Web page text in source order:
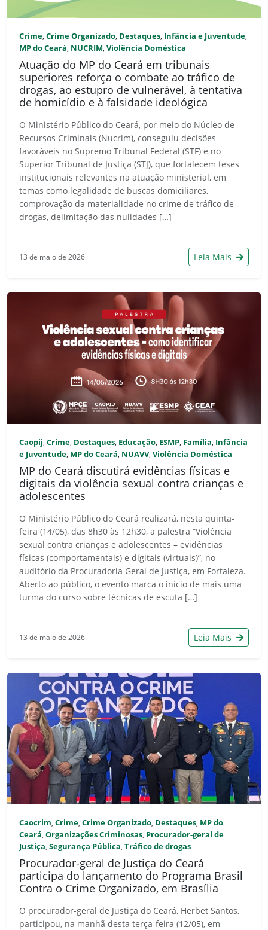
Crime, Crime Organizado, Destaques, Infância e Juventude,
MP do Ceará, NUCRIM, Violência Doméstica
Atuação do MP do Ceará em tribunais
superiores reforça o combate ao tráfico de
drogas, ao estupro de vulnerável, à tentativa
de homicídio e à falsidade ideológica
O Ministério Público do Ceará, por meio do Núcleo de
Recursos Criminais (Nucrim), conseguiu decisões
favoráveis no Supremo Tribunal Federal (STF) e no
Superior Tribunal de Justiça (STJ), que fortalecem teses
institucionais relevantes na atuação ministerial, em
temas como legalidade de buscas domiciliares,
comprovação da materialidade no crime de tráfico de
drogas, delimitação das nulidades […]
13 de maio de 2026 Leia Mais
Caopij, Crime, Destaques, Educação, ESMP, Família, Infância
e Juventude, MP do Ceará, NUAVV, Violência Doméstica
MP do Ceará discutirá evidências físicas e
digitais da violência sexual contra crianças e
adolescentes
O Ministério Público do Ceará realizará, nesta quinta-
feira (14/05), das 8h30 às 12h30, a palestra “Violência
sexual contra crianças e adolescentes – evidências
físicas (comportamentais) e digitais (virtuais)”, no
auditório da Procuradoria Geral de Justiça, em Fortaleza.
Aberto ao público, o evento marca o início de mais uma
turma do curso sobre técnicas de escuta […]
13 de maio de 2026 Leia Mais
Caocrim, Crime, Crime Organizado, Destaques, MP do
Ceará, Organizações Criminosas, Procurador-geral de
Justiça, Segurança Pública, Tráfico de drogas
Procurador-geral de Justiça do Ceará
participa do lançamento do Programa Brasil
Contra o Crime Organizado, em Brasília
O procurador-geral de Justiça do Ceará, Herbet Santos,
participou, na manhã desta terça-feira (12/05), em